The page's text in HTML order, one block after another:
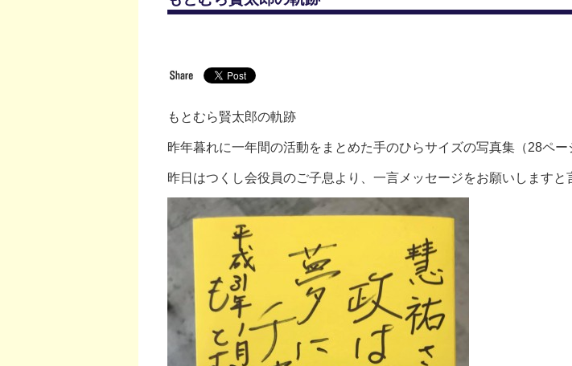
もとむら賢太郎の軌跡
昨年暮れに一年間の活動をまとめた手のひらサイズの写真集（28ペー
昨日はつくし会役員のご子息より、一言メッセージをお願いします